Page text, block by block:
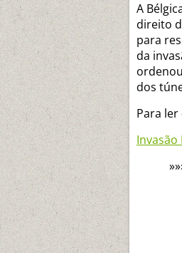
A
direito
para
da
dos
Para
Invasão